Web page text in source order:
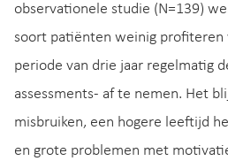
observationele studie (N=139)
soort patiënten weinig profiteren
periode van drie jaar regelmatig
assessments- af te nemen. Het
misbruiken, een hogere leeftijd
en grote problemen met